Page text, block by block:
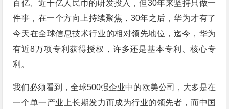
百亿、近千亿人民币的研发投入，但30年来坚持只做一
件事，在一个方向上持续聚焦，30年之后，华为才有了
今天在全球信息技术行业的相对领先地位，迄今，华为
有近8万项专利获得授权，许多还是基本专利、核心专
利。
我们必须看到，全球500强企业中的欧美公司，大多是在
一个单一产业上长期发力而成为行业的领先者，而中国